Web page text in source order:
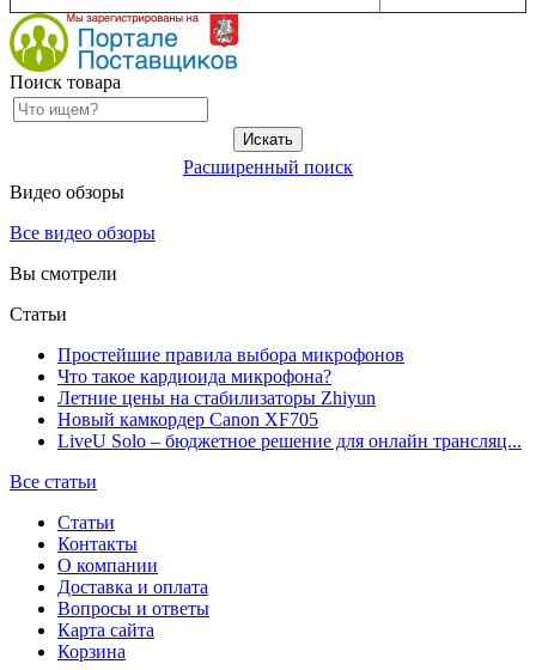
Поиск товара
Расширенный поиск
Видео обзоры
Все видео обзоры
Вы смотрели
Статьи
Простейшие правила выбора микрофонов
Что такое кардиоида микрофона?
Летние цены на стабилизаторы Zhiyun
Новый камкордер Canon XF705
LiveU Solo – бюджетное решение для онлайн трансляц...
Все статьи
Статьи
Контакты
О компании
Доставка и оплата
Вопросы и ответы
Карта сайта
Корзина